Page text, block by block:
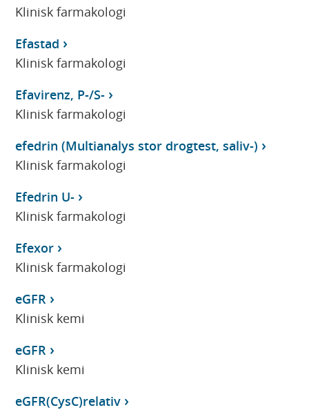
Klinisk farmakologi
Efastad
Klinisk farmakologi
Efavirenz, P-/S-
Klinisk farmakologi
efedrin (Multianalys stor drogtest, saliv-)
Klinisk farmakologi
Efedrin U-
Klinisk farmakologi
Efexor
Klinisk farmakologi
eGFR
Klinisk kemi
eGFR
Klinisk kemi
eGFR(CysC)relativ